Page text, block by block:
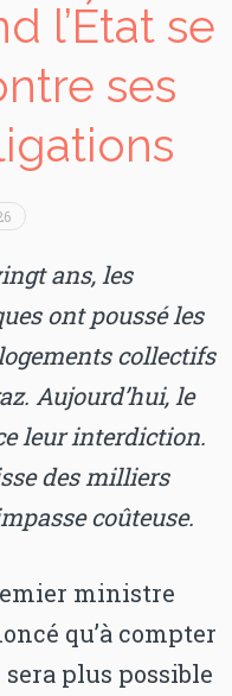
l’État se
ses
ans, les
ont poussé les
collectifs
Aujourd’hui, le
leur interdiction.
des milliers
coûteuse.
ministre
qu’à compter
sera plus possible